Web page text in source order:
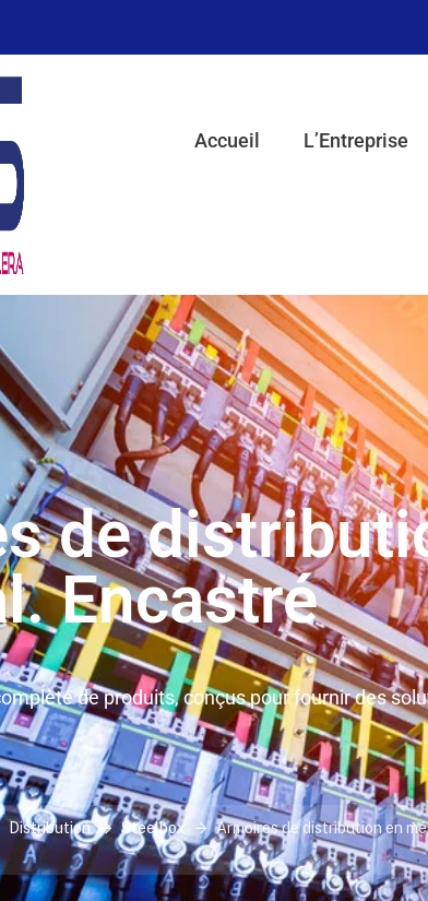
Accueil L’Entreprise
de
Encastré
de produits, conçus pour fournir des
Distribution Steelbox
Armoires de distribution en